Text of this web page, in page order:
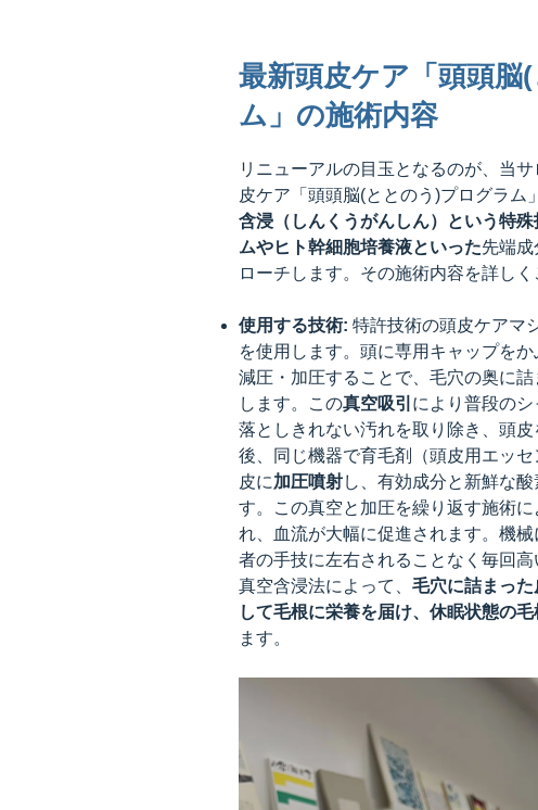
最新頭皮ケア「頭頭脳
ム」の施術内容
リニューアルの目玉となるのが、当
皮ケア「頭頭脳(ととのう)プログラム」
含浸（しんくうがんしん）という特
ムやヒト幹細胞培養液といった先端
ローチします。その施術内容を詳しく
使用する技術: 特許技術の頭皮ケアマ
を使用します。頭に専用キャップを
減圧・加圧することで、毛穴の奥に
します。この真空吸引 により普段の
落としきれない汚れを取り除き、頭
後、同じ機器で育毛剤（頭皮用エッ
皮に加圧噴射し、有効成分と新鮮な
す。この真空と加圧を繰り返す施術
れ、血流が大幅に促進されます。機
者の手技に左右されることなく毎回高
真空含浸法によって、 毛穴に詰まっ
して毛根に栄養を届け、休眠状態の
ます。